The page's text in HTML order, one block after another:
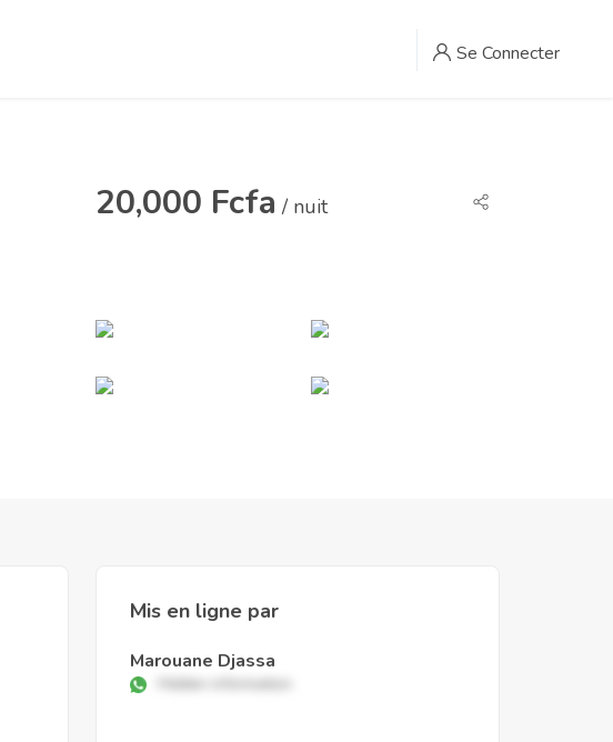
Se Connecter
20,000 Fcfa / nuit
Mis en ligne par
Marouane Djassa